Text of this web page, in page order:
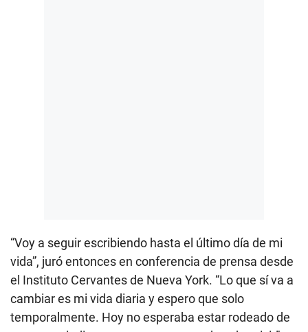
“Voy a seguir escribiendo hasta el último día de mi
vida”, juró entonces en conferencia de prensa desde
el Instituto Cervantes de Nueva York. “Lo que sí va a
cambiar es mi vida diaria y espero que solo
temporalmente. Hoy no esperaba estar rodeado de